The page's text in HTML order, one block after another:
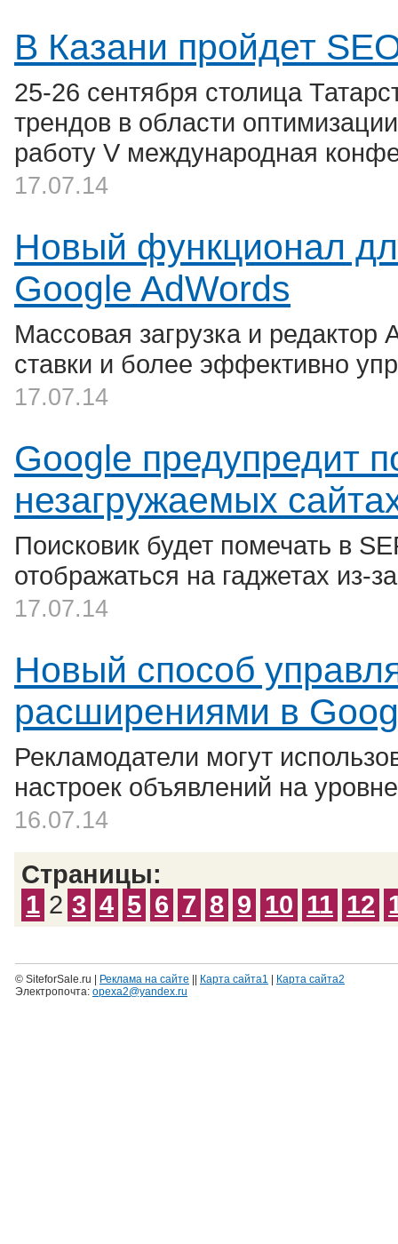
В Казани пройдет
25-26 сентября столица
трендов в области
работу V международная
17.07.14
Новый функционал
Google AdWords
Массовая загрузка и редактор
ставки и более эффективно
17.07.14
Google предупредит
незагружаемых
Поисковик будет помечать в
отображаться на гаджетах из-
17.07.14
Новый способ
расширениями в
Рекламодатели могут
настроек объявлений на
16.07.14
Страницы:
1 2 3 4 5 6 7 8 9 10 11 12
© SiteforSale.ru | Реклама на сайте Карта сайта1
Карта сайта2
Электропочта: opexa2@yandex.ru